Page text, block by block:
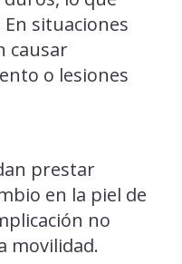
situaciones
causar
o lesiones
prestar
en la piel de
no
movilidad.